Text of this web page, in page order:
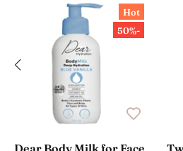
Hot
-50%
Dear Body Milk for Face